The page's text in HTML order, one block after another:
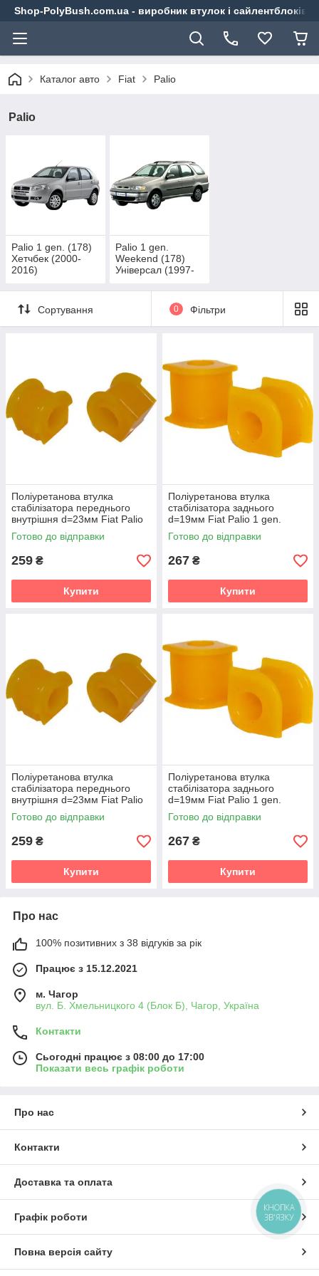
Shop-PolyBush.com.ua - виробник втулок і сайлентблоків
Каталог авто Fiat Palio
Palio
Palio 1 gen. (178)
Хетчбек (2000-
2016)
Palio 1 gen.
Weekend (178)
Універсал (1997-
Сортування 0 Фільтри
Поліуретанова втулка
стабілізатора переднього
внутрішня d=23мм Fiat Palio
1 gen. (178) Хетчбек (2000-
2016) v19
Готово до відправки
259 ₴
Купити
Поліуретанова втулка
стабілізатора заднього
d=19мм Fiat Palio 1 gen.
(178) Хетчбек (2000-2016)
v19
Готово до відправки
267 ₴
Купити
Поліуретанова втулка
стабілізатора переднього
внутрішня d=23мм Fiat Palio
1 gen. Weekend (178)
Універсал (1997-2016) v19
Готово до відправки
259 ₴
Купити
Поліуретанова втулка
стабілізатора заднього
d=19мм Fiat Palio 1 gen.
Weekend (178) Універсал
(1997-2016) v19
Готово до відправки
267 ₴
Купити
Про нас
100% позитивних з 38 відгуків за рік
Працює з 15.12.2021
м. Чагор
вул. Б. Хмельницкого 4 (Блок Б), Чагор, Україна
Контакти
Сьогодні працює з 08:00 до 17:00
Показати весь графік роботи
Про нас
Контакти
Доставка та оплата
Графік роботи
Повна версія сайту
КНОПКА
ЗВ'ЯЗКУ